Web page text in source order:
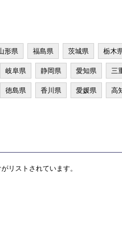
形県 福島県 茨城県 栃木
岐阜県 静岡県 愛知県 三
徳島県 香川県 愛媛県 高
リストされています。